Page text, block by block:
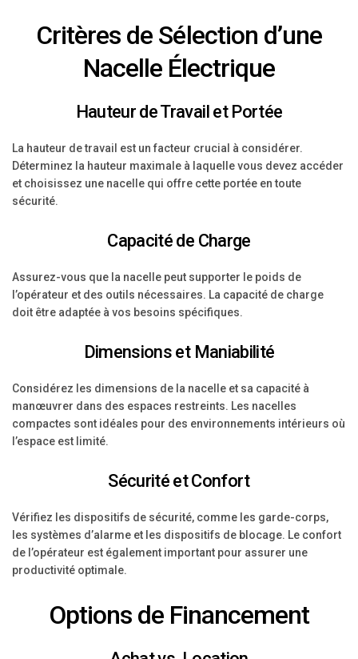
Critères de Sélection d’une
Nacelle Électrique
Hauteur de Travail et Portée
La hauteur de travail est un facteur crucial à considérer.
Déterminez la hauteur maximale à laquelle vous devez accéder
et choisissez une nacelle qui offre cette portée en toute
sécurité.
Capacité de Charge
Assurez-vous que la nacelle peut supporter le poids de
l’opérateur et des outils nécessaires. La capacité de charge
doit être adaptée à vos besoins spécifiques.
Dimensions et Maniabilité
Considérez les dimensions de la nacelle et sa capacité à
manœuvrer dans des espaces restreints. Les nacelles
compactes sont idéales pour des environnements intérieurs où
l’espace est limité.
Sécurité et Confort
Vérifiez les dispositifs de sécurité, comme les garde-corps,
les systèmes d’alarme et les dispositifs de blocage. Le confort
de l’opérateur est également important pour assurer une
productivité optimale.
Options de Financement